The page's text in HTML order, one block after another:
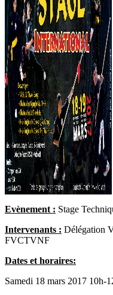
Evènement : Stage
Intervenants : Délégation
FVCTVNF
Dates et horaires:
Samedi 18 mars 2017 10h-